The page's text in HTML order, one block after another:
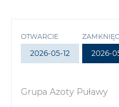
OTWARCIE
2026-05-12 2026-
Grupa Azoty Puławy